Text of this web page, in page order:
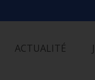
ACTUALITÉ